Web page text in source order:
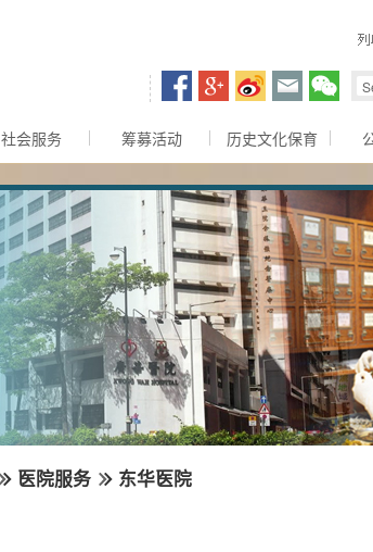
社会服务 筹募活动 历史文化保育
医院服务 东华医院